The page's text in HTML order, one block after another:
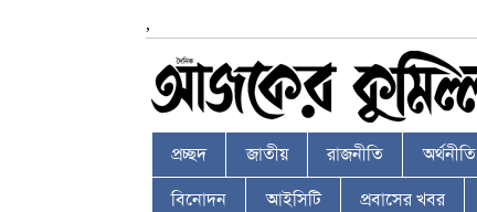
,
প্রচ্ছদ জাতীয় রাজনীতি অর্থনীতি
বিনোদন আইসিটি প্রবাসের খবর